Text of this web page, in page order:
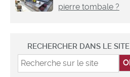
pierre tombale ?
RECHERCHER DANS LE SITE